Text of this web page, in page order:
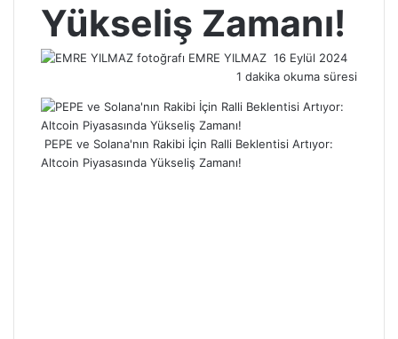
Yükseliş Zamanı!
EMRE YILMAZ Bir
e-
göndermek
16 Eylül 2024
1 dakika okuma süresi
PEPE ve Solana'nın Rakibi İçin Ralli Beklentisi Artıyor:
Altcoin Piyasasında Yükseliş Zamanı!